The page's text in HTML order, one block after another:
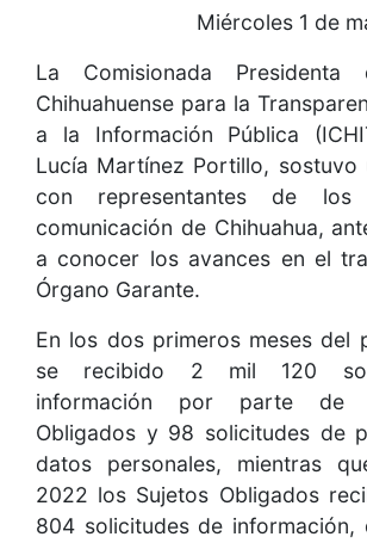
Miércoles 1 de
La Comisionada Presidenta
Chihuahuense para la
a la Información Pública
Lucía Martínez Portillo, sostuvo
con representantes de
comunicación de Chihuahua,
a conocer los avances en el
Órgano Garante.
En los dos primeros meses del
se recibido 2 mil 120
información por parte de
Obligados y 98 solicitudes de
datos personales, mientras
2022 los Sujetos Obligados
804 solicitudes de información,